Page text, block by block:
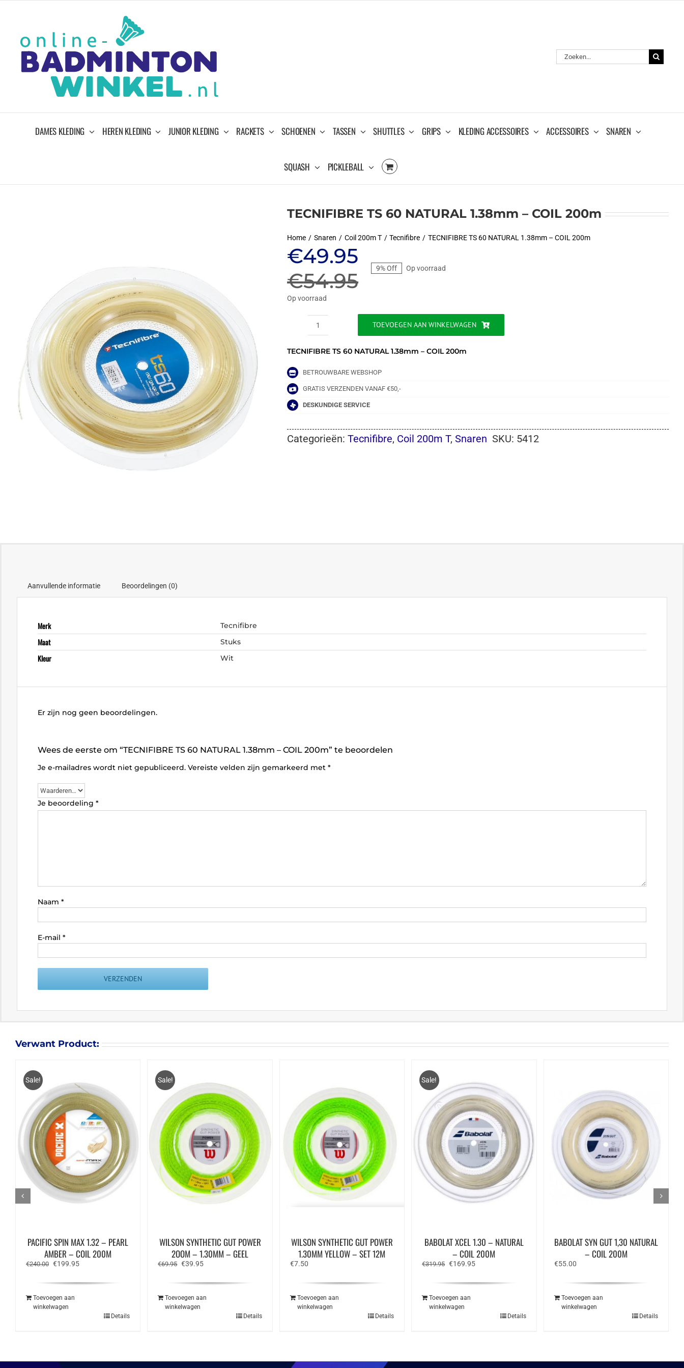
Zoeken
naar:
DAMES KLEDING HEREN KLEDING JUNIOR KLEDING RACKETS SCHOENEN TASSEN SHUTTLES GRIPS KLEDING ACCESSOIRES ACCESSOIRES SNAREN
SQUASH PICKLEBALL
TECNIFIBRE TS 60 NATURAL 1.38mm – COIL 200m
Home Snaren Coil 200m T Tecnifibre TECNIFIBRE TS 60 NATURAL 1.38mm – COIL 200m
€54.95
Oorspronkelijke
prijs
was:
€54.95.
€49.95
Huidige
prijs
is:
€49.95.
9% Off Op voorraad
Op voorraad
TECNIFIBRE
60
1.38mm
COIL
200m
TOEVOEGEN AAN WINKELWAGEN
TECNIFIBRE TS 60 NATURAL 1.38mm – COIL 200m
BETROUWBARE WEBSHOP
GRATIS VERZENDEN VANAF €50,-
DESKUNDIGE SERVICE
Categorieën:Tecnifibre, Coil 200m T,Snaren SKU: 5412
Aanvullende informatie Beoordelingen (0)
Merk Tecnifibre
Maat Stuks
Kleur Wit
Er zijn nog geen beoordelingen.
Wees de eerste om “TECNIFIBRE TS 60 NATURAL 1.38mm – COIL 200m” te beoordelen
Je e-mailadres wordt niet gepubliceerd. Vereiste velden zijn gemarkeerd met *
Je beoordeling *
Naam *
E-mail *
Verwant Product:
Sale!
PACIFIC SPIN MAX 1.32 – PEARL
AMBER – COIL 200M
€240.00 Oorspronkelijke
€199.95Huidige
Toevoegen aan
winkelwagen
Details
Sale!
WILSON SYNTHETIC GUT POWER
2OOM – 1.30MM – GEEL
€69.95 Oorspronkelijke
€39.95Huidige
Toevoegen aan
winkelwagen
Details
WILSON SYNTHETIC GUT POWER
1.30MM YELLOW – SET 12M
€7.50
Toevoegen aan
winkelwagen
Details
Sale!
BABOLAT XCEL 1.30 – NATURAL
– COIL 200M
€319.95 Oorspronkelijke
€169.95Huidige
Toevoegen aan
winkelwagen
Details
BABOLAT SYN GUT 1,30 NATURAL
– COIL 200M
€55.00
Toevoegen aan
winkelwagen
Details